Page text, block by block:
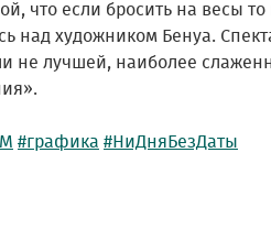
что если бросить на весы то
над художником Бенуа.
не лучшей, наиболее
#графика #НиДняБезДаты